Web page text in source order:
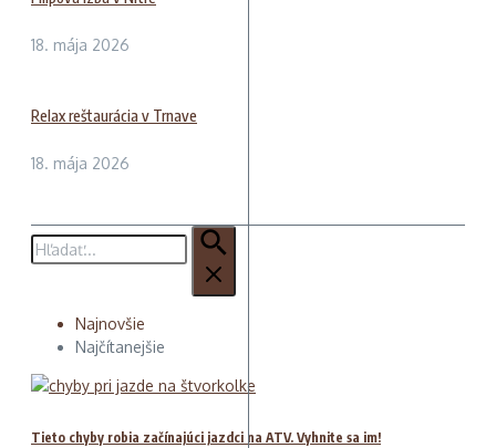
18. mája 2026
Relax reštaurácia v Trnave
18. mája 2026
Hľadať:
Najnovšie
Najčítanejšie
Tieto chyby robia začínajúci jazdci na ATV. Vyhnite sa im!